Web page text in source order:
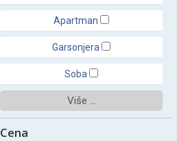
Apartman
Garsonjera
Soba
Više ...
Cena